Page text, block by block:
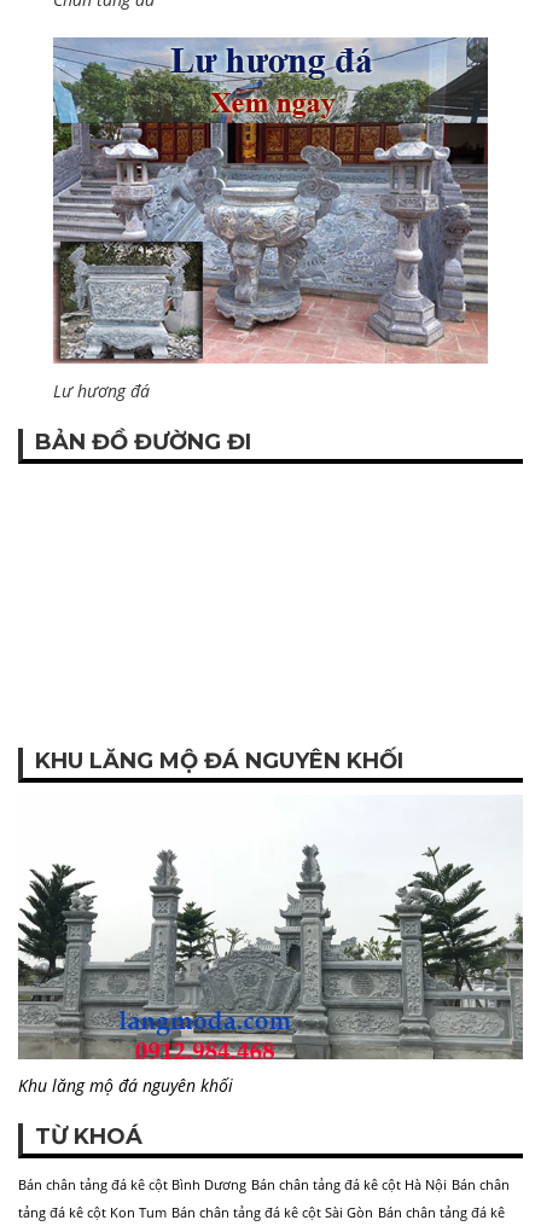
Lư hương đá
BẢN ĐỒ ĐƯỜNG ĐI
KHU LĂNG MỘ ĐÁ NGUYÊN KHỐI
Khu lăng mộ đá nguyên khối
TỪ KHOÁ
Bán chân tảng đá kê cột Bình Dương Bán chân tảng đá kê cột Hà Nội Bán chân
tảng đá kê cột Kon Tum Bán chân tảng đá kê cột Sài Gòn Bán chân tảng đá kê